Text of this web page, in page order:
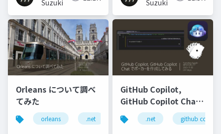
Suzuki
Suzuki
Orleans について調べ
てみた
orleans .net
GitHub Copilot,
GitHub Copilot Chat
でポーカーを作成して
みる
.net github copilot